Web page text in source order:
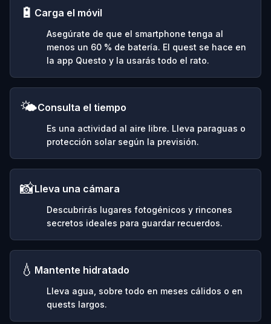
🔋 Carga el móvil
Asegúrate de que el smartphone tenga al
menos un 60 % de batería. El quest se hace en
la app Questo y la usarás todo el rato.
🌤️Consulta el tiempo
Es una actividad al aire libre. Lleva paraguas o
protección solar según la previsión.
📸Lleva una cámara
Descubrirás lugares fotogénicos y rincones
secretos ideales para guardar recuerdos.
💧 Mantente hidratado
Lleva agua, sobre todo en meses cálidos o en
quests largos.